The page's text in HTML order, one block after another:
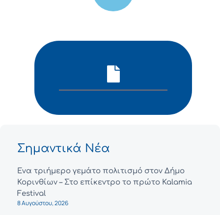
Σημαντικά Νέα
Ένα τριήμερο γεμάτο πολιτισμό στον Δήμο
Κορινθίων – Στο επίκεντρο το πρώτο Kalamia
Festival
8 Αυγούστου, 2026